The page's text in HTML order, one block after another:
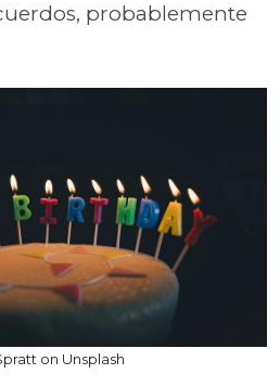
probablemente
on Unsplash